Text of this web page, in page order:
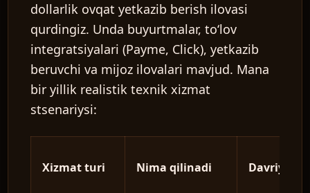
dollarlik ovqat yetkazib berish ilovasi
qurdingiz. Unda buyurtmalar, toʻlov
integratsiyalari (Payme, Click), yetkazib
beruvchi va mijoz ilovalari mavjud. Mana
bir yillik realistik texnik xizmat
stsenariysi:
Xizmat turi Nima qilinadi Davriyligi